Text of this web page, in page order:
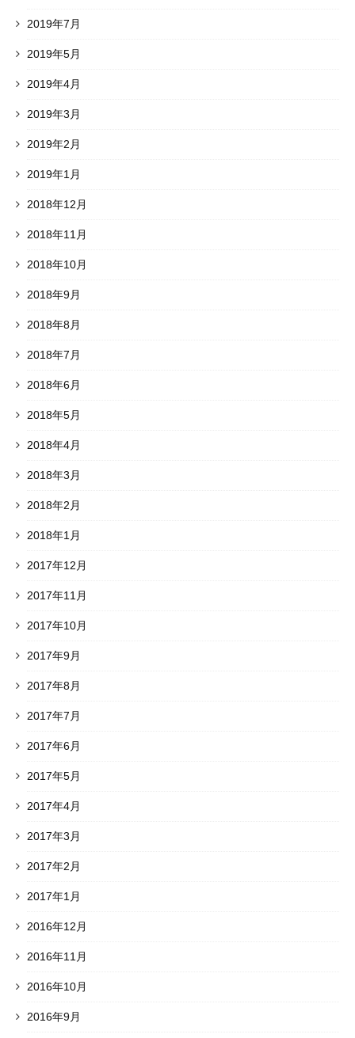
2019年7月
2019年5月
2019年4月
2019年3月
2019年2月
2019年1月
2018年12月
2018年11月
2018年10月
2018年9月
2018年8月
2018年7月
2018年6月
2018年5月
2018年4月
2018年3月
2018年2月
2018年1月
2017年12月
2017年11月
2017年10月
2017年9月
2017年8月
2017年7月
2017年6月
2017年5月
2017年4月
2017年3月
2017年2月
2017年1月
2016年12月
2016年11月
2016年10月
2016年9月